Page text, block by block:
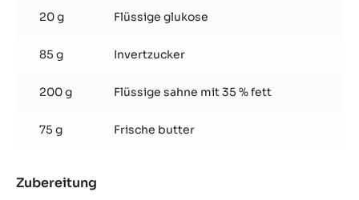
20 g Flüssige glukose
85 g Invertzucker
200 g Flüssige sahne mit 35 % fett
75 g Frische butter
Zubereitung